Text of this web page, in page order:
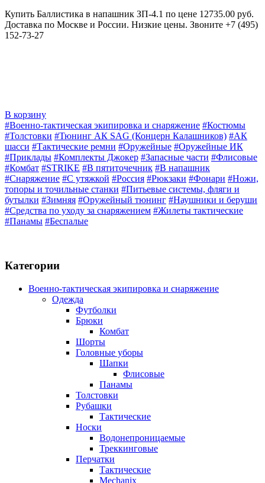
Купить Баллистика в напашник ЗП-4.1 по цене 12735.00 руб.
Доставка по Москве и России. Низкие цены. Звоните +7 (495)
152-73-27
В корзину
#Военно-тактическая экипировка и снаряжение #Костюмы
#Толстовки #Тюнинг АК SAG (Концерн Калашников) #АК
шасси #Тактические ремни #Оружейные #Оружейные ИК
#Приклады #Комплекты Джокер #Запасные части #Флисовые
#Комбат #STRIKE #В пятиточечник #В напашник
#Снаряжение #С утяжкой #Россия #Рюкзаки #Фонари #Ножи,
топоры и точильные станки #Питьевые системы, фляги и
бутылки #Зимняя #Оружейный тюнинг #Наушники и беруши
#Средства по уходу за снаряжением #Жилеты тактические
#Панамы #Беспалые
Категории
Военно-тактическая экипировка и снаряжение
Одежда
Футболки
Брюки
Комбат
Шорты
Головные уборы
Шапки
Флисовые
Панамы
Толстовки
Рубашки
Тактические
Носки
Водонепроницаемые
Треккинговые
Перчатки
Тактические
Mechanix